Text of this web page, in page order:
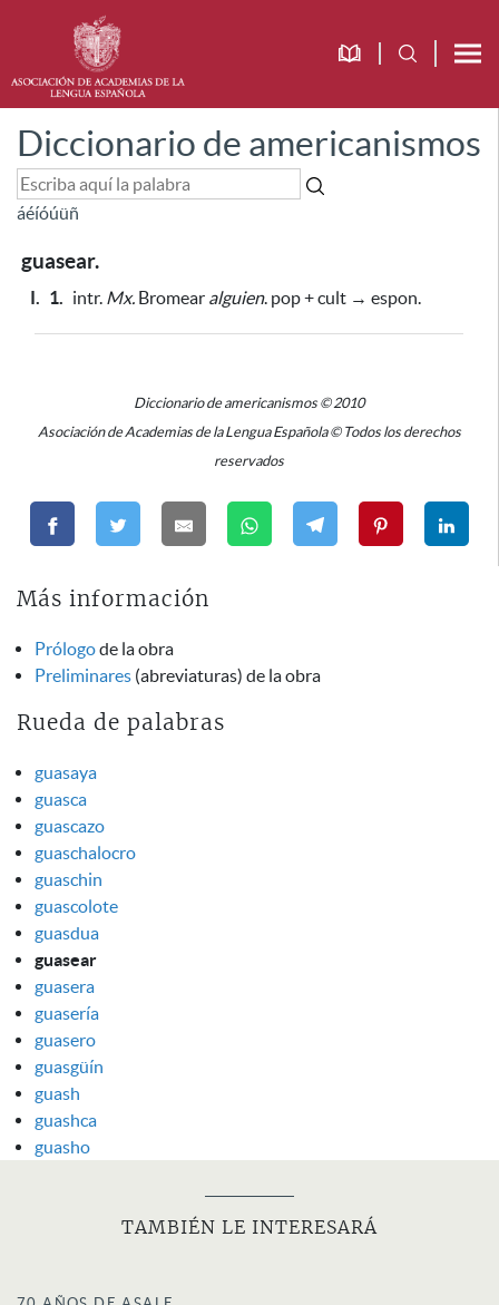
Diccionario de americanismos
áéíóúüñ
guasear.
I. 1. intr. Mx. Bromear alguien. pop + cult → espon.
Diccionario de americanismos © 2010
Asociación de Academias de la Lengua Española © Todos los derechos
reservados
Más información
Prólogode la obra
Preliminares (abreviaturas) de la obra
Rueda de palabras
guasaya
guasca
guascazo
guaschalocro
guaschin
guascolote
guasdua
guasear
guasera
guasería
guasero
guasgüín
guash
guashca
guasho
TAMBIÉN LE INTERESARÁ